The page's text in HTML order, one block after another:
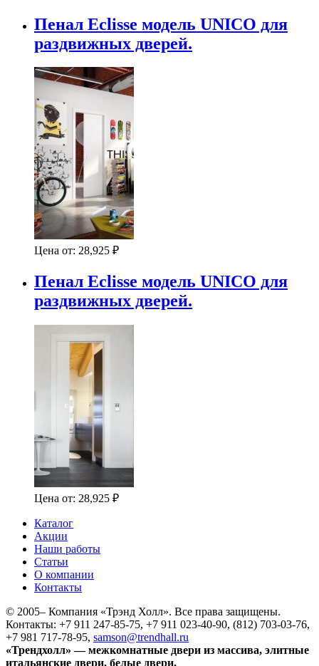
Пенал Eclisse модель UNICO для
раздвижных дверей.
Цена от: 28,925 ₽
Пенал Eclisse модель UNICO для
раздвижных дверей.
Цена от: 28,925 ₽
Каталог
Акции
Наши работы
Статьи
О компании
Контакты
© 2005– Компания «Трэнд Холл». Все права защищены.
Контакты: +7 911 247-85-75, +7 911 023-40-90, (812) 703-03-76,
+7 981 717-78-95, samson@trendhall.ru
«Трендхолл» — межкомнатные двери из массива, элитные
итальянские двери, белые двери,